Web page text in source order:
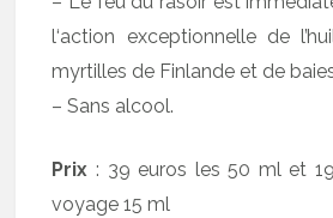
l‘action exceptionnelle de
myrtilles de Finlande et de
– Sans alcool.
Prix : 39 euros les 50 ml et
voyage 15 ml